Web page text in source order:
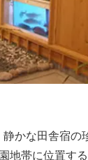
かな田舎宿の
地帯に位置す